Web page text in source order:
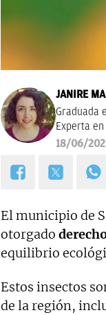
JANIRE
Graduada
Experta
18/06/
El municipio de
otorgado
equilibrio
Estos insectos
de la región,